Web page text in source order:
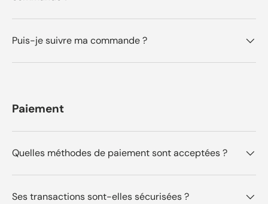
Puis-je suivre ma commande ?
Paiement
Quelles méthodes de paiement sont acceptées ?
Ses transactions sont-elles sécurisées ?